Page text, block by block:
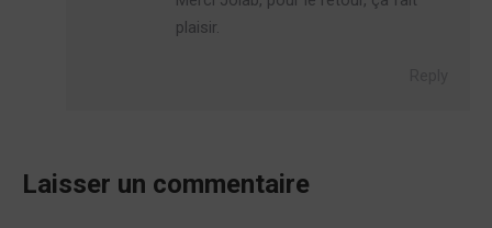
plaisir.
Laisser un commentaire